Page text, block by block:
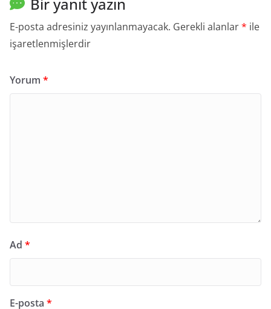
E-posta adresiniz yayınlanmayacak. Gerekli alanlar* ile
işaretlenmişlerdir
Yorum *
Ad *
E-posta *